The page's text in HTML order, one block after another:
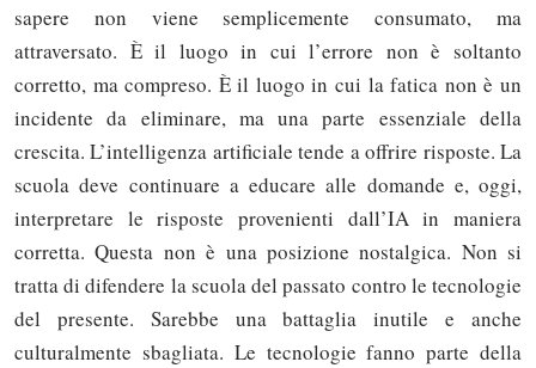
sapere non viene semplicemente consumato, ma
attraversato. È il luogo in cui l’errore non è soltanto
corretto, ma compreso. È il luogo in cui la fatica non è un
incidente da eliminare, ma una parte essenziale della
crescita. L’intelligenza artificiale tende a offrire risposte. La
scuola deve continuare a educare alle domande e, oggi,
interpretare le risposte provenienti dall’IA in maniera
corretta. Questa non è una posizione nostalgica. Non si
tratta di difendere la scuola del passato contro le tecnologie
del presente. Sarebbe una battaglia inutile e anche
culturalmente sbagliata. Le tecnologie fanno parte della